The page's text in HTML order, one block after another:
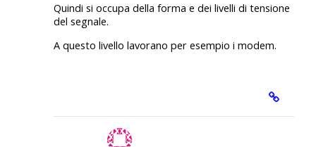
Quindi si occupa della forma e dei livelli di tensione
del segnale.
A questo livello lavorano per esempio i modem.